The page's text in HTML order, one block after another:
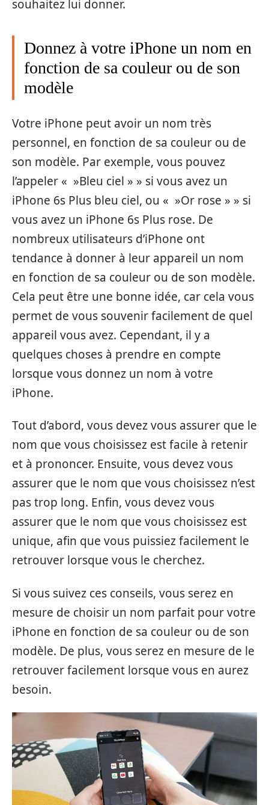
souhaitez lui donner.
Donnez à votre iPhone un nom en
fonction de sa couleur ou de son
modèle
Votre iPhone peut avoir un nom très
personnel, en fonction de sa couleur ou de
son modèle. Par exemple, vous pouvez
l’appeler « »Bleu ciel » » si vous avez un
iPhone 6s Plus bleu ciel, ou « »Or rose » » si
vous avez un iPhone 6s Plus rose. De
nombreux utilisateurs d’iPhone ont
tendance à donner à leur appareil un nom
en fonction de sa couleur ou de son modèle.
Cela peut être une bonne idée, car cela vous
permet de vous souvenir facilement de quel
appareil vous avez. Cependant, il y a
quelques choses à prendre en compte
lorsque vous donnez un nom à votre
iPhone.
Tout d’abord, vous devez vous assurer que le
nom que vous choisissez est facile à retenir
et à prononcer. Ensuite, vous devez vous
assurer que le nom que vous choisissez n’est
pas trop long. Enfin, vous devez vous
assurer que le nom que vous choisissez est
unique, afin que vous puissiez facilement le
retrouver lorsque vous le cherchez.
Si vous suivez ces conseils, vous serez en
mesure de choisir un nom parfait pour votre
iPhone en fonction de sa couleur ou de son
modèle. De plus, vous serez en mesure de le
retrouver facilement lorsque vous en aurez
besoin.